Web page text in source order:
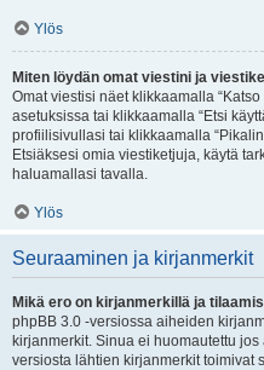
Ylös
Miten löydän omat viestini ja
Omat viestisi näet klikkaamalla
asetuksissa tai klikkaamalla “Etsi
profiilisivullasi tai klikkaamalla
Etsiäksesi omia viestiketjuja, käytä
haluamallasi tavalla.
Ylös
Seuraaminen ja kirjanmerkit
Mikä ero on kirjanmerkillä ja
phpBB 3.0 -versiossa aiheiden
kirjanmerkit. Sinua ei huomautettu
versiosta lähtien kirjanmerkit toimivat